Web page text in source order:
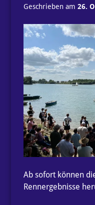
Moder
am
15.
November“
Geschrieben am 26.
Ab sofort können
Rennergebnisse